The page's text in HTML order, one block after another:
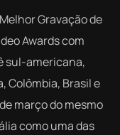
Gravação de
Awards com
sul-americana,
Colômbia, Brasil e
março do mesmo
como uma das